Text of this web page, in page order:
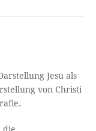
Jesu als
von Christi